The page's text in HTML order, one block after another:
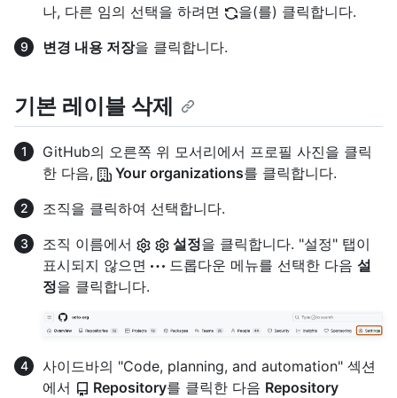
나, 다른 임의 선택을 하려면
을(를) 클릭합니다.
변경 내용 저장을 클릭합니다.
기본 레이블 삭제
GitHub의 오른쪽 위 모서리에서 프로필 사진을 클릭
한 다음,
Your organizations를 클릭합니다.
조직을 클릭하여 선택합니다.
조직 이름에서
설정을 클릭합니다. "설정" 탭이
표시되지 않으면
드롭다운 메뉴를 선택한 다음 설
정을 클릭합니다.
사이드바의 "Code, planning, and automation" 섹션
에서
Repository를 클릭한 다음 Repository